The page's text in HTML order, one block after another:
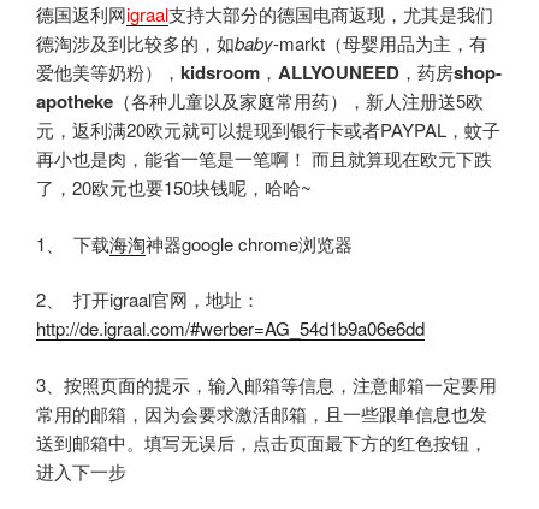
德国返利网igraal支持大部分的德国电商返现，尤其是我们
德淘涉及到比较多的，如baby-markt（母婴用品为主，有
爱他美等奶粉）， kidsroom ， ALLYOUNEED ，药房shop-
apotheke （各种儿童以及家庭常用药），新人注册送5欧
元，返利满20欧元就可以提现到银行卡或者PAYPAL，蚊子
再小也是肉，能省一笔是一笔啊！ 而且就算现在欧元下跌
了，20欧元也要150块钱呢，哈哈~
1、 下载海淘神器google chrome浏览器
2、 打开igraal官网，地址：
http://de.igraal.com/#werber=AG_54d1b9a06e6dd
3、按照页面的提示，输入邮箱等信息，注意邮箱一定要用
常用的邮箱，因为会要求激活邮箱，且一些跟单信息也发
送到邮箱中。填写无误后，点击页面最下方的红色按钮，
进入下一步